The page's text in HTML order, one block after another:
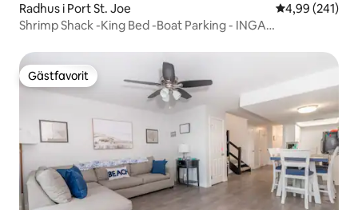
Radhus i Port St. Joe 4,99 av 5 i
4,99 (241)
Shrimp Shack -King Bed -Boat Parking - INGA
Gästfavorit
Gästfavorit